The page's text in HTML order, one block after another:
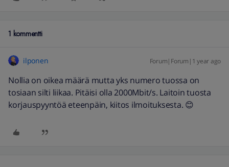
1 kommentti
ilponen Forum|Forum|1 year ago
Nollia on oikea määrä mutta yks numero tuossa on
tosiaan silti liikaa. Pitäisi olla 2000Mbit/s. Laitoin tuosta
korjauspyyntöä eteenpäin, kiitos ilmoituksesta. 😊